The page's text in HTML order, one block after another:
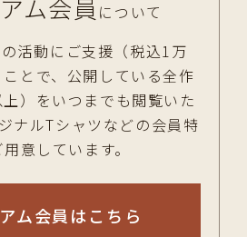
ム会員 について
活動にご支援（税込1万
とで、公開している全作
）をいつまでも閲覧いた
ナルTシャツなどの会員特
意しています。
ム会員はこちら